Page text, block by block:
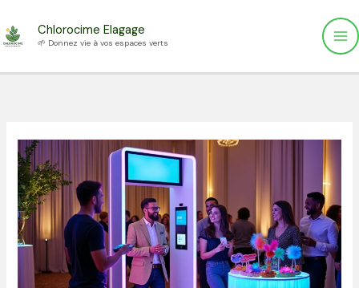
au
Chlorocime Elagage
🌱 Donnez vie à vos espaces verts